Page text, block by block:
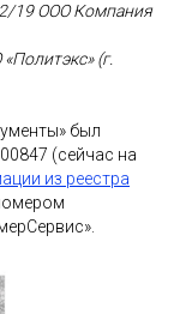
19 ООО Компания
(г.
был
(сейчас на
из реестра